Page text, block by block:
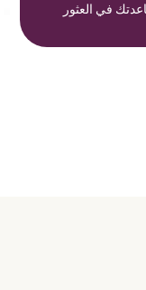
في العثور